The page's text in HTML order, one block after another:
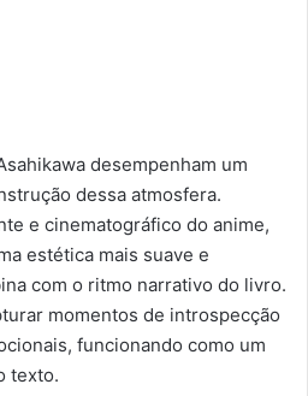
desempenham um
dessa atmosfera.
e cinematográfico do anime,
estética mais suave e
com o ritmo narrativo do livro.
momentos de introspecção
funcionando como um
texto.